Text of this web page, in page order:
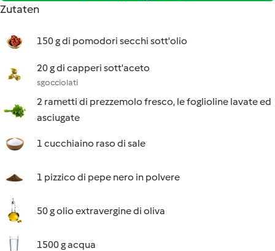
Zutaten
150 g di pomodori secchi sott'olio
20 g di capperi sott'aceto
sgocciolati
2 rametti di prezzemolo fresco, le foglioline lavate ed
asciugate
1 cucchiaino raso di sale
1 pizzico di pepe nero in polvere
50 g olio extravergine di oliva
1500 g acqua